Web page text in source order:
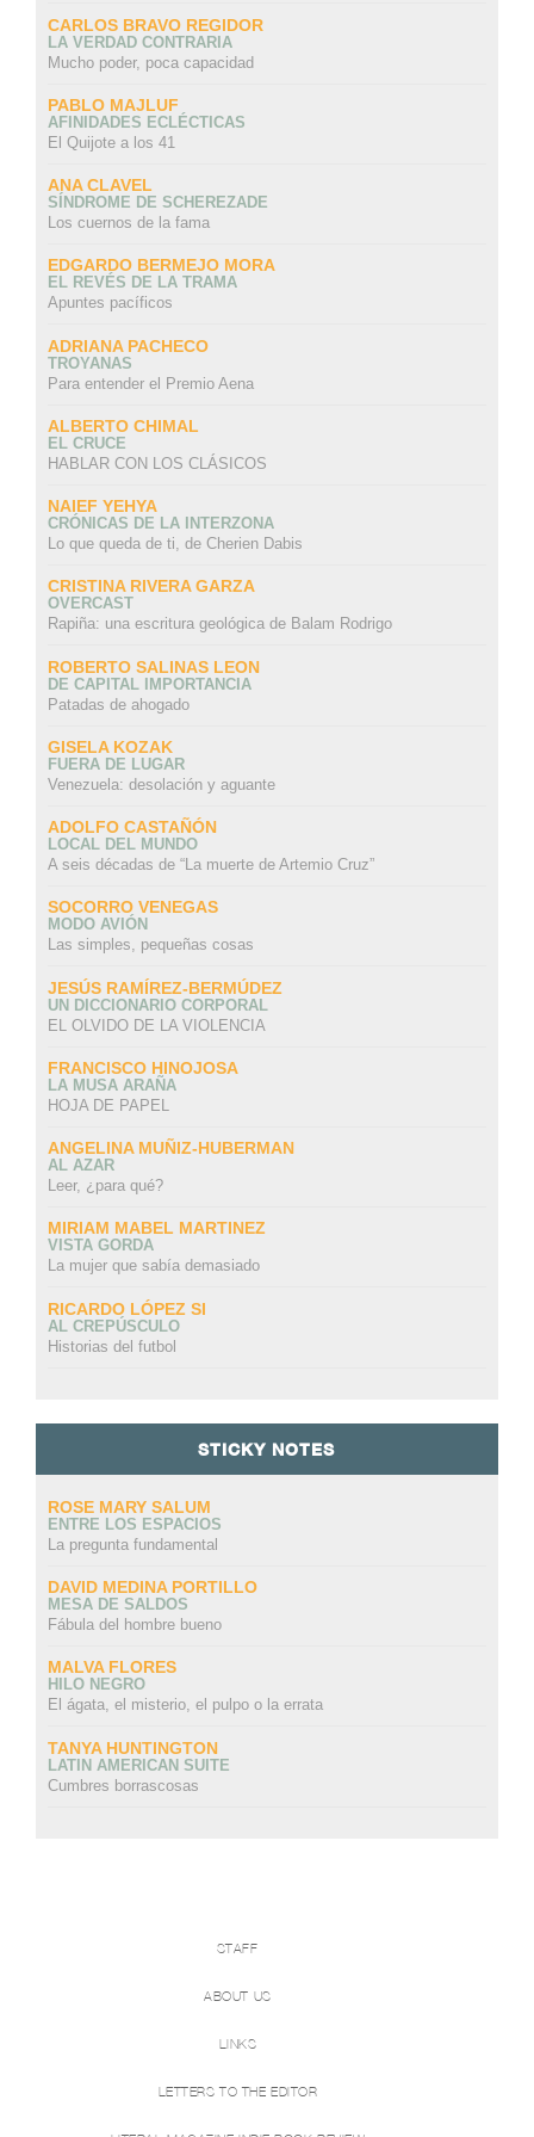
CARLOS BRAVO REGIDOR
LA VERDAD CONTRARIA
Mucho poder, poca capacidad
PABLO MAJLUF
AFINIDADES ECLÉCTICAS
El Quijote a los 41
ANA CLAVEL
SÍNDROME DE SCHEREZADE
Los cuernos de la fama
EDGARDO BERMEJO MORA
EL REVÉS DE LA TRAMA
Apuntes pacíficos
ADRIANA PACHECO
TROYANAS
Para entender el Premio Aena
ALBERTO CHIMAL
EL CRUCE
HABLAR CON LOS CLÁSICOS
NAIEF YEHYA
CRÓNICAS DE LA INTERZONA
Lo que queda de ti, de Cherien Dabis
CRISTINA RIVERA GARZA
OVERCAST
Rapiña: una escritura geológica de Balam Rodrigo
ROBERTO SALINAS LEON
DE CAPITAL IMPORTANCIA
Patadas de ahogado
GISELA KOZAK
FUERA DE LUGAR
Venezuela: desolación y aguante
ADOLFO CASTAÑÓN
LOCAL DEL MUNDO
A seis décadas de “La muerte de Artemio Cruz”
SOCORRO VENEGAS
MODO AVIÓN
Las simples, pequeñas cosas
JESÚS RAMÍREZ-BERMÚDEZ
UN DICCIONARIO CORPORAL
EL OLVIDO DE LA VIOLENCIA
FRANCISCO HINOJOSA
LA MUSA ARAÑA
HOJA DE PAPEL
ANGELINA MUÑIZ-HUBERMAN
AL AZAR
Leer, ¿para qué?
MIRIAM MABEL MARTINEZ
VISTA GORDA
La mujer que sabía demasiado
RICARDO LÓPEZ SI
AL CREPÚSCULO
Historias del futbol
STICKY NOTES
ROSE MARY SALUM
ENTRE LOS ESPACIOS
La pregunta fundamental
DAVID MEDINA PORTILLO
MESA DE SALDOS
Fábula del hombre bueno
MALVA FLORES
HILO NEGRO
El ágata, el misterio, el pulpo o la errata
TANYA HUNTINGTON
LATIN AMERICAN SUITE
Cumbres borrascosas
STAFF
ABOUT US
LINKS
LETTERS TO THE EDITOR